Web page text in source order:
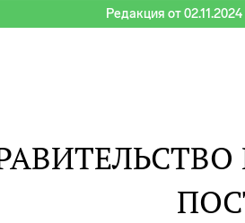
Редакция от